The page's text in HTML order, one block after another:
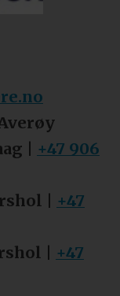
| +47 906
| +47
| +47